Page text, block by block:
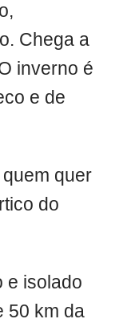
Chega a
inverno é
e de
quer
do
e isolado
50 km da